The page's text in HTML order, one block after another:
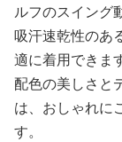
ルフのスイング
吸汗速乾性のあ
適に着用できます
配色の美しさと
は、おしゃれに
す。